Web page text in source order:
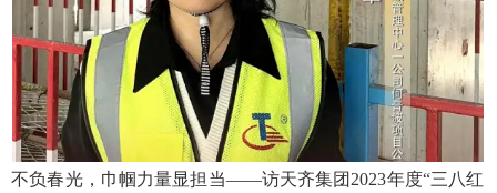
不负春光，巾帼力量显担当——访天齐集团2023年度“三八红